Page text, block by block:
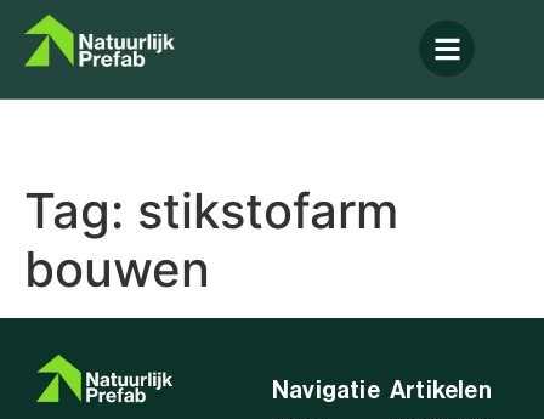
Tag: stikstofarm
bouwen
Navigatie Artikelen